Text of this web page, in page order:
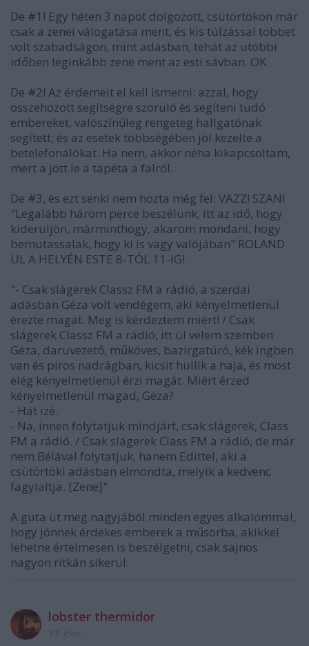
De #1! Egy héten 3 napot dolgozott, csütörtökön már
csak a zenei válogatása ment, és kis túlzással többet
volt szabadságon, mint adásban, tehát az utóbbi
időben leginkább zene ment az esti sávban. OK.
De #2! Az érdemeit el kell ismerni: azzal, hogy
összehozott segítségre szoruló és segíteni tudó
embereket, valószínűleg rengeteg hallgatónak
segített, és az esetek többségében jól kezelte a
betelefonálókat. Ha nem, akkor néha kikapcsoltam,
mert a jött le a tapéta a falról.
De #3, és ezt senki nem hozta még fel: VAZZ! SZANI
"Legalább három perce beszélünk, itt az idő, hogy
kiderüljön, márminthogy, akarom mondani, hogy
bemutassalak, hogy ki is vagy valójában" ROLAND
ÜL A HELYÉN ESTE 8-TÓL 11-IG!
"- Csak slágerek Classz FM a rádió, a szerdai
adásban Géza volt vendégem, aki kényelmetlenül
érezte magát. Meg is kérdeztem miért! / Csak
slágerek Classz FM a rádió, itt ül velem szemben
Géza, daruvezető, műköves, bazirgatúró, kék ingben
van és piros nadrágban, kicsit hullik a haja, és most
elég kényelmetlenül érzi magát. Miért érzed
kényelmetlenül magad, Géza?
- Hát izé.
- Na, innen folytatjuk mindjárt, csak slágerek, Class
FM a rádió. / Csak slágerek Class FM a rádió, de már
nem Bélával folytatjuk, hanem Edittel, aki a
csütörtöki adásban elmondta, melyik a kedvenc
fagylaltja. [Zene]"
A guta üt meg nagyjából minden egyes alkalommal,
hogy jönnek érdekes emberek a műsorba, akikkel
lehetne értelmesen is beszélgetni, csak sajnos
nagyon ritkán sikerül.
lobster thermidor